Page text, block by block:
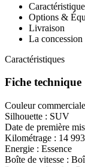
Options &
Livraison
La concession
Caractéristiques
Fiche technique
Couleur
Silhouette : SUV
Date de première
Kilométrage : 14
Energie : Essence
Boîte de vitesse :